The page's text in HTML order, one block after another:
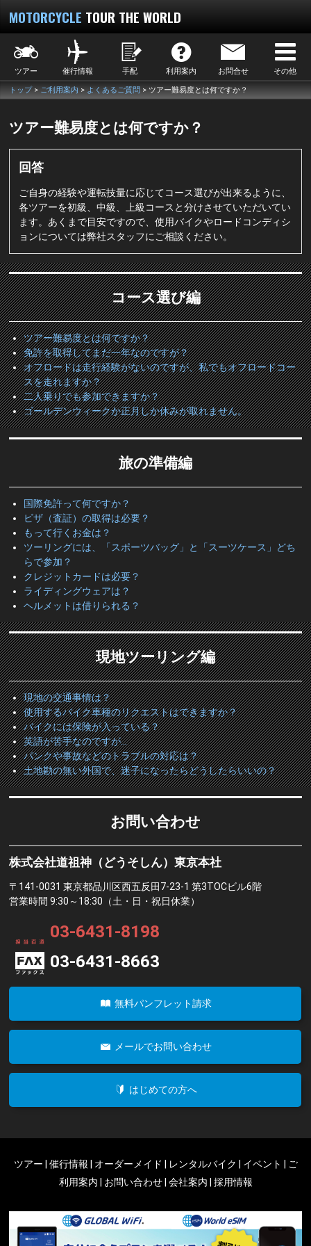
MOTORCYCLE TOUR THE WORLD
ツアー 催行情報 手配 利用案内 お問合せ その他
トップ ご利用案内 よくあるご質問 ツアー難易度とは何ですか？
ツアー難易度とは何ですか？
回答
ご自身の経験や運転技量に応じてコース選びが出来るように、
各ツアーを初級、中級、上級コースと分けさせていただいてい
ます。 あくまで目安ですので、使用バイクやロードコンディシ
ョンについては弊社スタッフにご相談ください。
コース選び編
ツアー難易度とは何ですか？
免許を取得してまだ一年なのですが？
オフロードは走行経験がないのですが、私でもオフロードコー
スを走れますか？
二人乗りでも参加できますか？
ゴールデンウィークか正月しか休みが取れません。
旅の準備編
国際免許って何ですか？
ビザ（査証）の取得は必要？
もって行くお金は？
ツーリングには、「スポーツバッグ」と「スーツケース」どち
らで参加？
クレジットカードは必要？
ライディングウェアは？
ヘルメットは借りられる？
現地ツーリング編
現地の交通事情は？
使用するバイク車種のリクエストはできますか？
バイクには保険が入っている？
英語が苦手なのですが…
パンクや事故などのトラブルの対応は？
土地勘の無い外国で、迷子になったらどうしたらいいの？
お問い合わせ
株式会社道祖神（どうそしん）東京本社
〒141-0031 東京都品川区西五反田7-23-1 第3TOCビル6階
営業時間 9:30～18:30（土・日・祝日休業）
03-6431-8198
03-6431-8663
無料パンフレット請求
メールでお問い合わせ
はじめての方へ
ツアー 催行情報 オーダーメイド レンタルバイク イベント
ご
利用案内
お問い合わせ 会社案内 採用情報